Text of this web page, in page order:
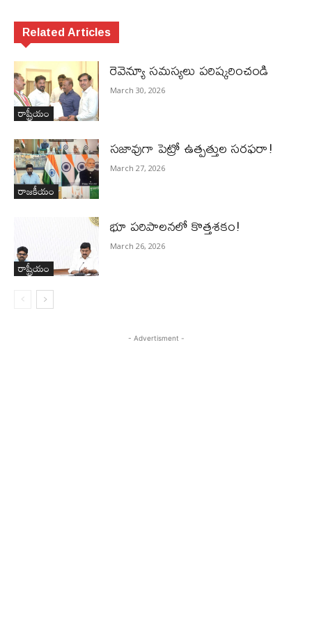
Related Articles
రాష్ట్రీయం
రెవెన్యూ సమస్యలు ప‌రిష్క‌రించండి
March 30, 2026
రాజకీయం
స‌జావుగా పెట్రో ఉత్ప‌త్తుల స‌ర‌ఫ‌రా!
March 27, 2026
రాష్ట్రీయం
భూ ప‌రిపాల‌న‌లో కొత్తశ‌కం!
March 26, 2026
- Advertisment -